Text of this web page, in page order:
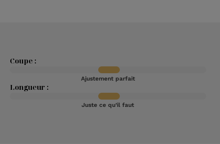
Coupe :
Ajustement parfait
Longueur :
Juste ce qu’il faut